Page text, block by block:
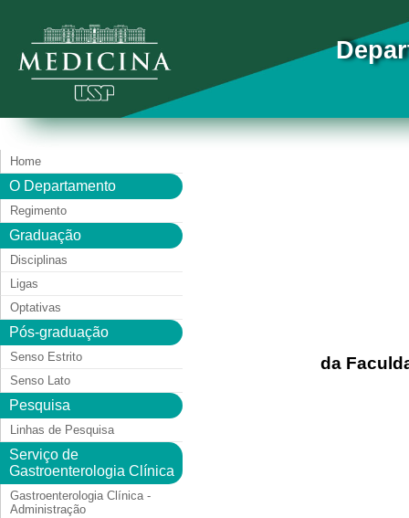
Home
O Departamento
Regimento
Graduação
Disciplinas
Ligas
Optativas
Pós-graduação
Senso Estrito
Senso Lato
Pesquisa
Linhas de Pesquisa
Serviço de
Gastroenterologia Clínica
Gastroenterologia Clínica -
Administração
da